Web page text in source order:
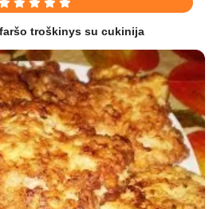
troškinys su cukinija